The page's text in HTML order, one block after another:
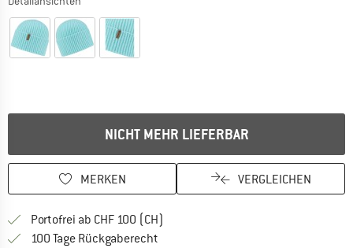
NICHT MEHR LIEFERBAR
MERKEN VERGLEICHEN
Portofrei ab CHF 100 (CH)
100 Tage Rückgaberecht